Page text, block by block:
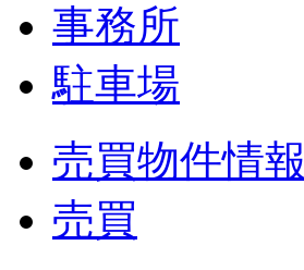
事務所
駐車場
売買物件情報
売買